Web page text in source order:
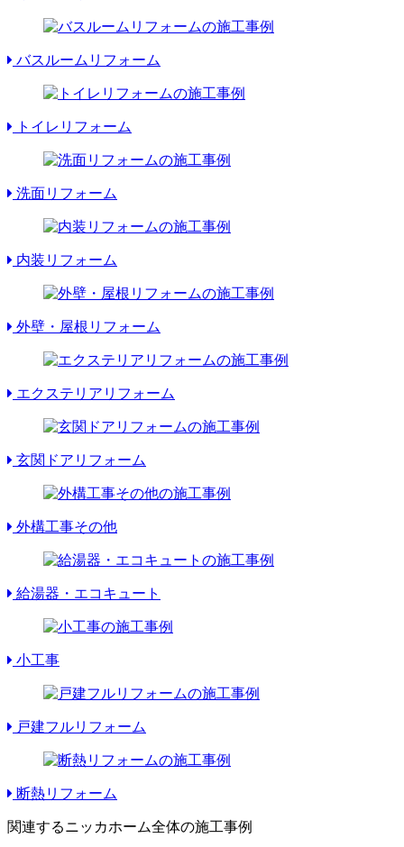
バスルームリフォーム
トイレリフォーム
洗面リフォーム
内装リフォーム
外壁・屋根リフォーム
エクステリアリフォーム
玄関ドアリフォーム
外構工事その他
給湯器・エコキュート
小工事
戸建フルリフォーム
断熱リフォーム
関連するニッカホーム全体の施工事例